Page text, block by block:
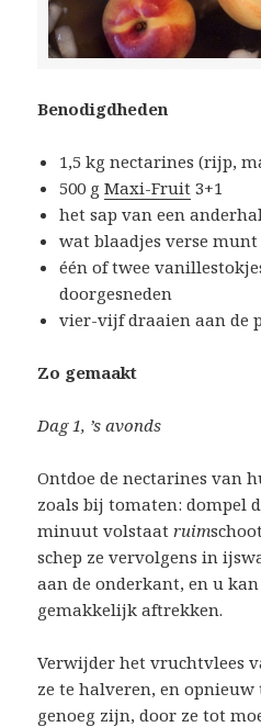
Benodigdheden
1,5 kg nectarines (rijp,
500 gMaxi-Fruit 3+1
het sap van een
wat blaadjes verse munt
één of twee
doorgesneden
vier-vijf draaien aan de
Zo gemaakt
Dag 1, ’s avonds
Ontdoe de nectarines van
zoals bij tomaten: dompel
minuut volstaatruim
schep ze vervolgens in
aan de onderkant, en u
gemakkelijk aftrekken.
Verwijder het vruchtvlees
ze te halveren, en
genoeg zijn, door ze tot